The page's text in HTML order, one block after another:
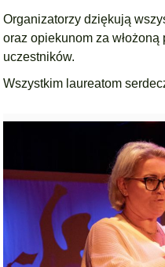
Organizatorzy dziękują
oraz opiekunom za
uczestników.
Wszystkim laureatom